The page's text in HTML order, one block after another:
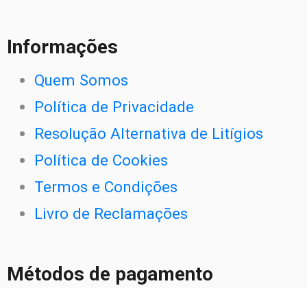
Informações
Quem Somos
Política de Privacidade
Resolução Alternativa de Litígios
Política de Cookies
Termos e Condições
Livro de Reclamações
Métodos de pagamento